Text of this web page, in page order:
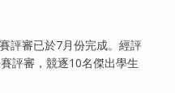
評審已於7月份完成。經評
評審，競逐10名傑出學生